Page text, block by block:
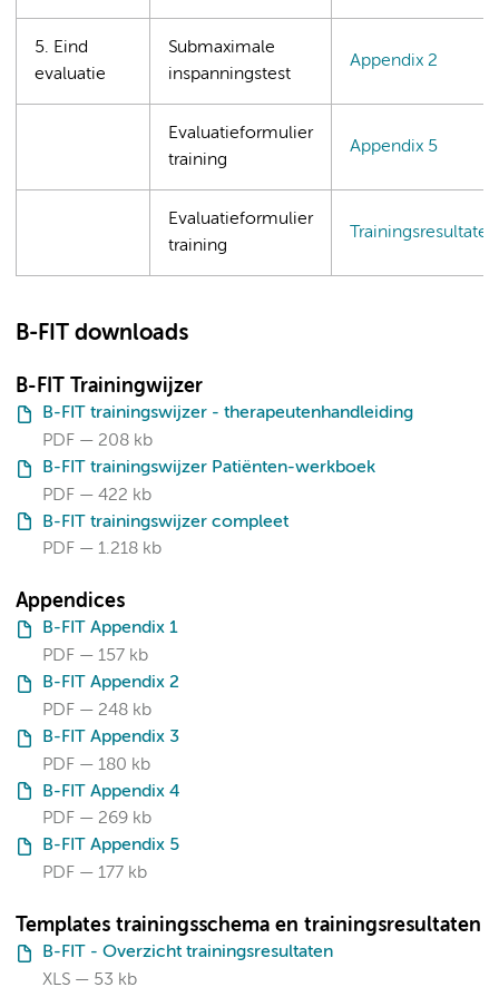
5. Eind
evaluatie
Submaximale
inspanningstest
Appendix 2
Evaluatieformulier
training
Appendix 5
Evaluatieformulier
training
Trainingsresultaten
B-FIT downloads
B-FIT Trainingwijzer
B-FIT trainingswijzer - therapeutenhandleiding
PDF
208 kb
B-FIT trainingswijzer Patiënten-werkboek
PDF
422 kb
B-FIT trainingswijzer compleet
PDF
1.218 kb
Appendices
B-FIT Appendix 1
PDF
157 kb
B-FIT Appendix 2
PDF
248 kb
B-FIT Appendix 3
PDF
180 kb
B-FIT Appendix 4
PDF
269 kb
B-FIT Appendix 5
PDF
177 kb
Templates trainingsschema en trainingsresultaten
B-FIT - Overzicht trainingsresultaten
XLS
53 kb